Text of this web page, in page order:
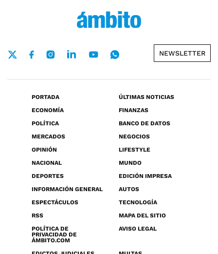
NEWSLETTER
PORTADA
ÚLTIMAS NOTICIAS
ECONOMÍA
FINANZAS
POLÍTICA
BANCO DE DATOS
MERCADOS
NEGOCIOS
OPINIÓN
LIFESTYLE
NACIONAL
MUNDO
DEPORTES
EDICIÓN IMPRESA
INFORMACIÓN GENERAL
AUTOS
ESPECTÁCULOS
TECNOLOGÍA
RSS
MAPA DEL SITIO
POLÍTICA DE
PRIVACIDAD DE
ÁMBITO.COM
AVISO LEGAL